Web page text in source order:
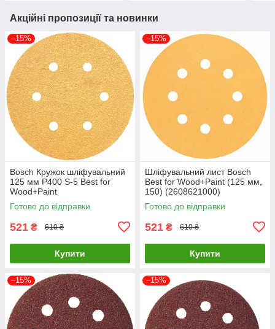
Акційні пропозиції та новинки
–15%
Bosch Кружок шліфувальний
125 мм P400 S-5 Best for
Wood+Paint
Готово до відправки
521 ₴ 610 ₴
Купити
–15%
Шліфувальний лист Bosch
Best for Wood+Paint (125 мм,
150) (2608621000)
Готово до відправки
521 ₴ 610 ₴
Купити
–15% –15%